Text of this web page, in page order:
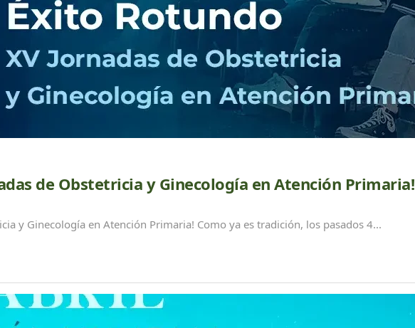
de Obstetricia y Ginecología en Atención Primaria!
y Ginecología en Atención Primaria! Como ya es tradición, los pasados 4...